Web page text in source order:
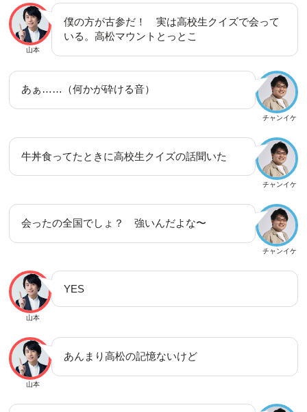
山本
僕の方が古参だ！ 実は高校生クイズで会って
いる。高松マウントとっとこ
チャンイケ
あぁ……（何かが砕ける音）
チャンイケ
牛丼食ってたときに高校生クイズの話聞いた
チャンイケ
会ったの全国でしょ？ 強いんだよな〜
山本
YES
山本
あんまり高松の記憶ないけど